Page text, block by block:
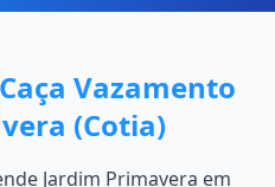
Vazamento
(Cotia)
Jardim Primavera em